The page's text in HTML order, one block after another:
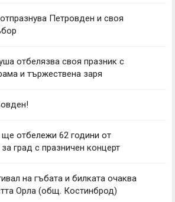
Петровден и своя
отбелязва своя празник с
и тържествена заря
отбележи 62 години от
град с празничен концерт
на гъбата и билката очаква
Орла (общ. Костинброд)